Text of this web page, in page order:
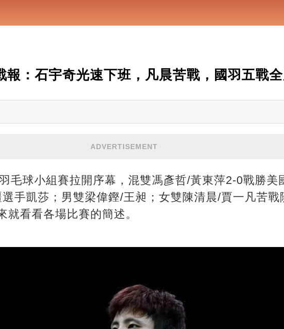
報：石宇奇光速下班，凡晨苦戰，國羽五戰全
ADVERTISEMENT
毛球小組賽拉開序幕，混雙馮彥哲/黃東萍2-0戰勝美
手凱莎；男雙梁偉鏗/王昶；女雙陳清晨/賈一凡苦戰
就看看各場比賽的簡述。